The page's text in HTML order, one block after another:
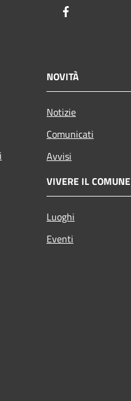
NOVITÀ
Notizie
Comunicati
Avvisi
VIVERE IL COMUNE
Luoghi
Eventi